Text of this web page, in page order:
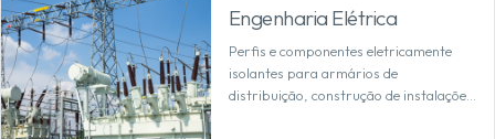
Engenharia Elétrica
Perfis e componentes eletricamente
isolantes para armários de
distribuição, construção de instalações